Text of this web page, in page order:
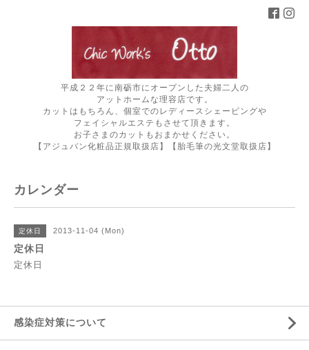
平成２２年に南砺市にオープンした夫婦二人の
アットホームな理容店です。
カットはもちろん、個室でのレディースシェービングや
フェイシャルエステもさせて頂きます。
お子さまのカットもおまかせください。
【アジュバン化粧品正規取扱店】【胎毛筆の光文堂取扱店】
カレンダー
定休日 2013-11-04 (Mon)
定休日
定休日
感染症対策について